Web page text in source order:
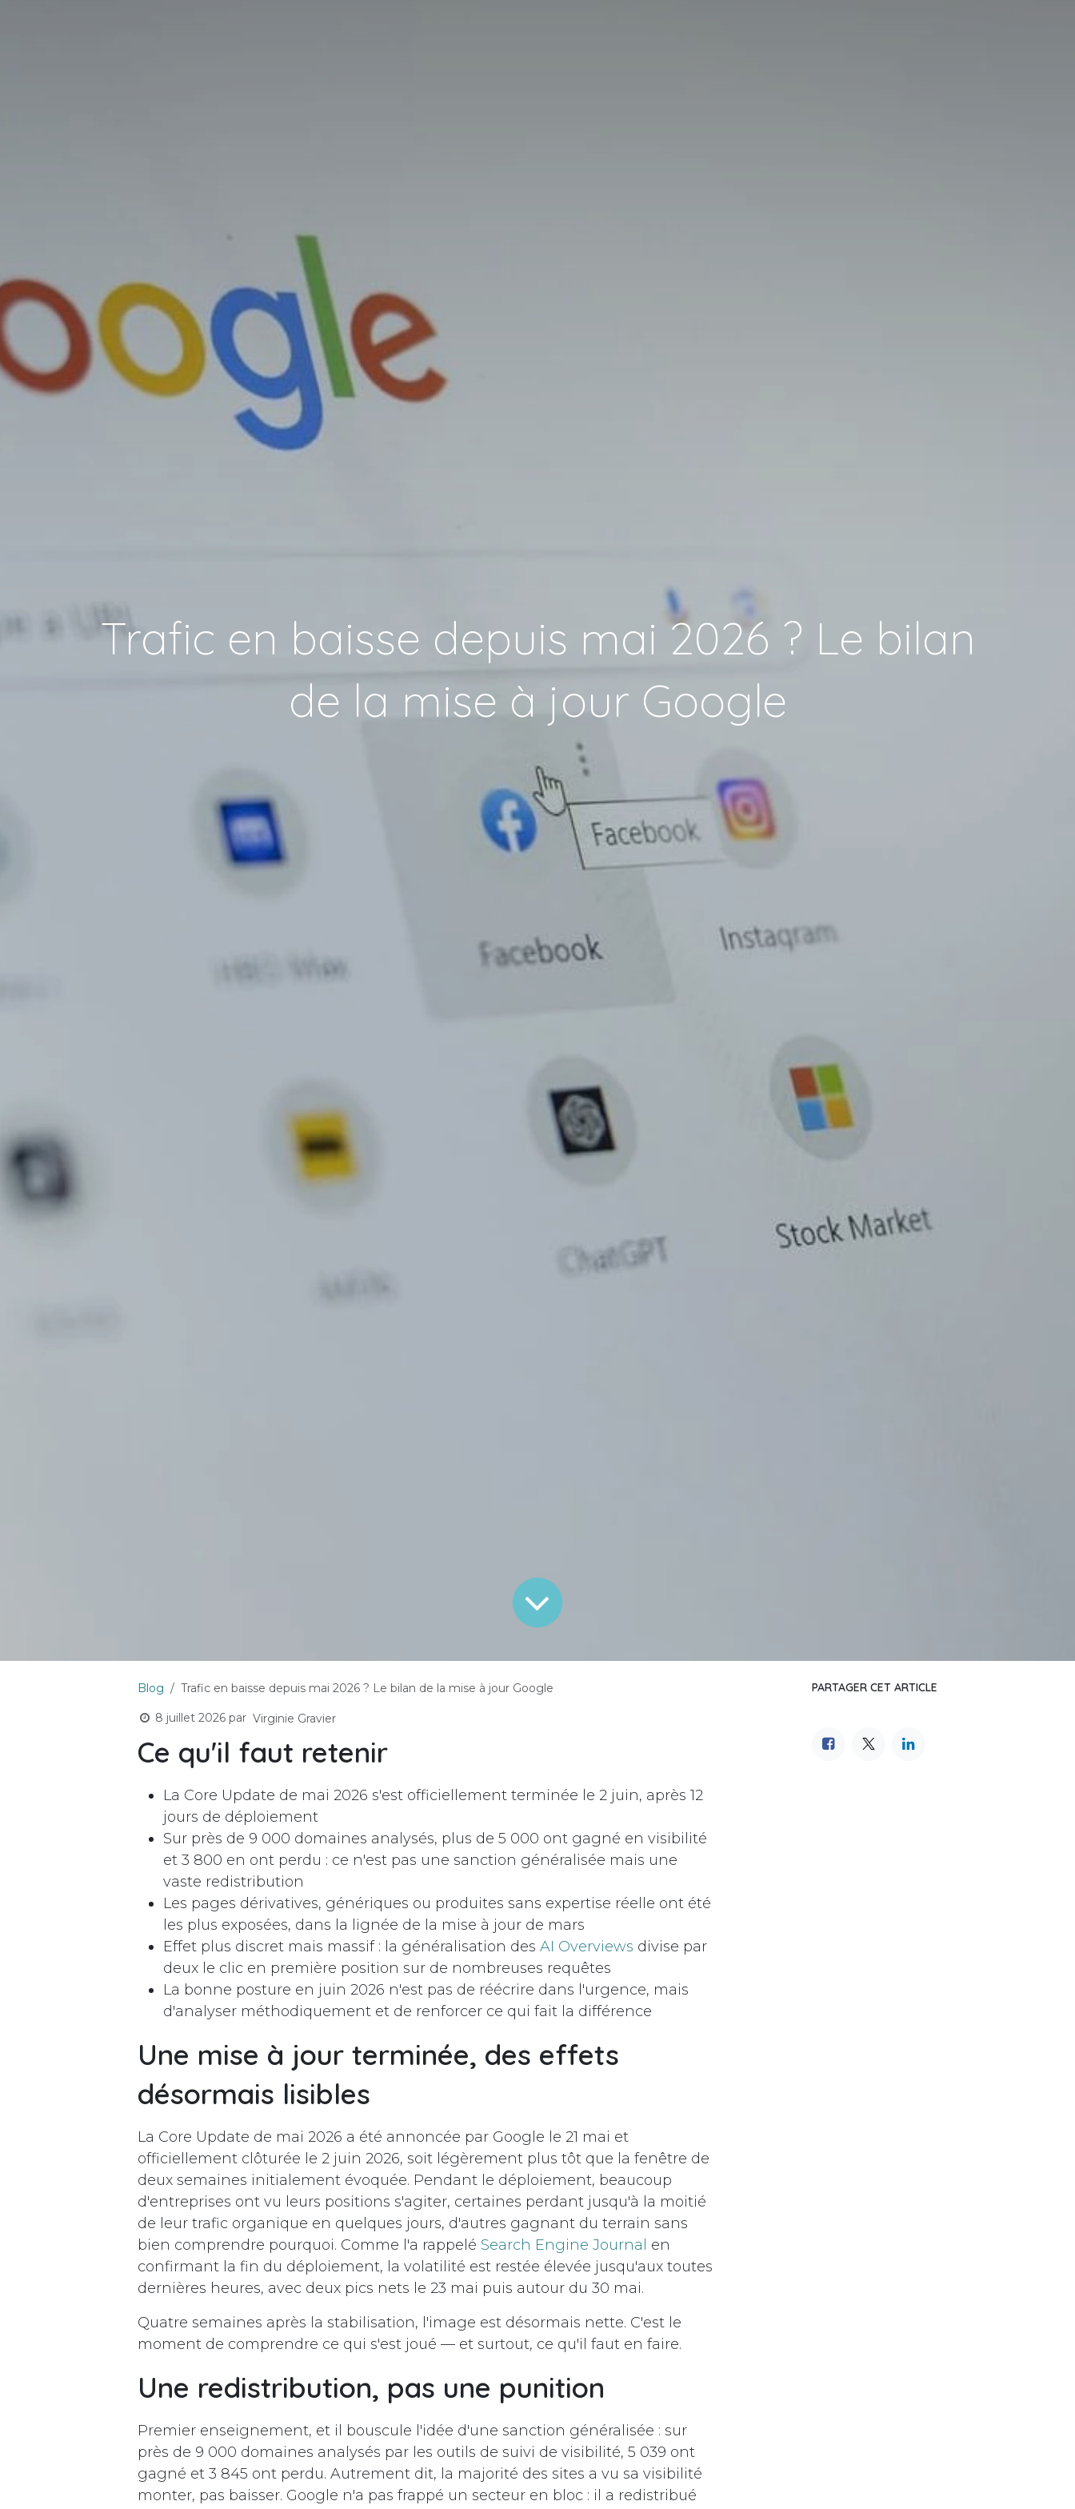
Trafic en baisse depuis mai 2026 ? Le bilan
de la mise à jour Google
Blog Trafic en baisse depuis mai 2026 ? Le bilan de la mise à jour Google
8 juillet 2026 par Virginie Gravier
Ce qu'il faut retenir
La Core Update de mai 2026 s'est officiellement terminée le 2 juin, après 12
jours de déploiement
Sur près de 9 000 domaines analysés, plus de 5 000 ont gagné en visibilité
et 3 800 en ont perdu : ce n'est pas une sanction généralisée mais une
vaste redistribution
Les pages dérivatives, génériques ou produites sans expertise réelle ont été
les plus exposées, dans la lignée de la mise à jour de mars
Effet plus discret mais massif : la généralisation des AI Overviews divise par
deux le clic en première position sur de nombreuses requêtes
La bonne posture en juin 2026 n'est pas de réécrire dans l'urgence, mais
d'analyser méthodiquement et de renforcer ce qui fait la différence
Une mise à jour terminée, des effets
désormais lisibles
La Core Update de mai 2026 a été annoncée par Google le 21 mai et
officiellement clôturée le 2 juin 2026, soit légèrement plus tôt que la fenêtre de
deux semaines initialement évoquée. Pendant le déploiement, beaucoup
d'entreprises ont vu leurs positions s'agiter, certaines perdant jusqu'à la moitié
de leur trafic organique en quelques jours, d'autres gagnant du terrain sans
bien comprendre pourquoi. Comme l'a rappelé Search Engine Journal en
confirmant la fin du déploiement, la volatilité est restée élevée jusqu'aux toutes
dernières heures, avec deux pics nets le 23 mai puis autour du 30 mai.
Quatre semaines après la stabilisation, l'image est désormais nette. C'est le
moment de comprendre ce qui s'est joué — et surtout, ce qu'il faut en faire.
Une redistribution, pas une punition
Premier enseignement, et il bouscule l'idée d'une sanction généralisée : sur
près de 9 000 domaines analysés par les outils de suivi de visibilité, 5 039 ont
gagné et 3 845 ont perdu. Autrement dit, la majorité des sites a vu sa visibilité
monter, pas baisser. Google n'a pas frappé un secteur en bloc : il a redistribué
PARTAGER CET ARTICLE